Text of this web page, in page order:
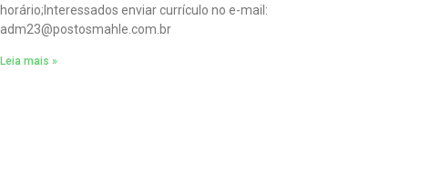
horário;Interessados enviar currículo no e-mail:
adm23@postosmahle.com.br
Leia mais »